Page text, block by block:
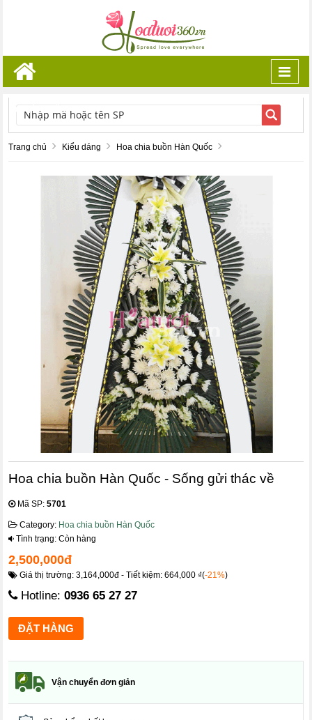
TÌM KIẾM
Trang chủ Kiểu dáng Hoa chia buồn Hàn Quốc
Hoa chia buồn Hàn Quốc - Sống gửi thác về
Mã SP:5701
Category: Hoa chia buồn Hàn Quốc
Tình trạng: Còn hàng
2,500,000đ
Giá thị trường: 3,164,000đ - Tiết kiệm: 664,000 ₫(-21%)
Hotline:0936 65 27 27
Vận chuyển đơn giản